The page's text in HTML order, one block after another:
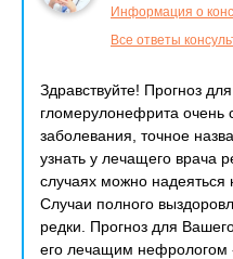
Информация о
Все ответы
Здравствуйте! Прогноз
гломерулонефрита очень
заболевания, точное
узнать у лечащего врача
случаях можно
Случаи полного
редки. Прогноз для
его лечащим нефрологом